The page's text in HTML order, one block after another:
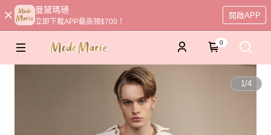
曼黛瑪璉
立即下載APP最高領$700！
開啟APP
0
1/4